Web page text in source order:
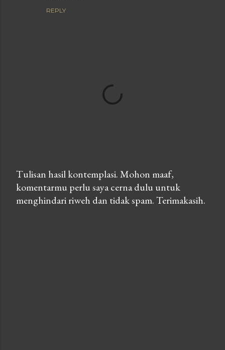
REPLY
P
o
Tulisan hasil kontemplasi. Mohon maaf,
komentarmu perlu saya cerna dulu untuk
menghindari riweh dan tidak spam. Terimakasih.